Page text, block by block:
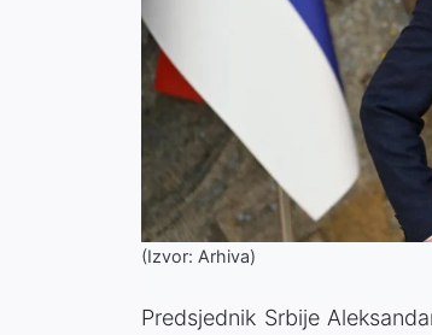
(Izvor: Arhiva)
Predsjednik Srbije